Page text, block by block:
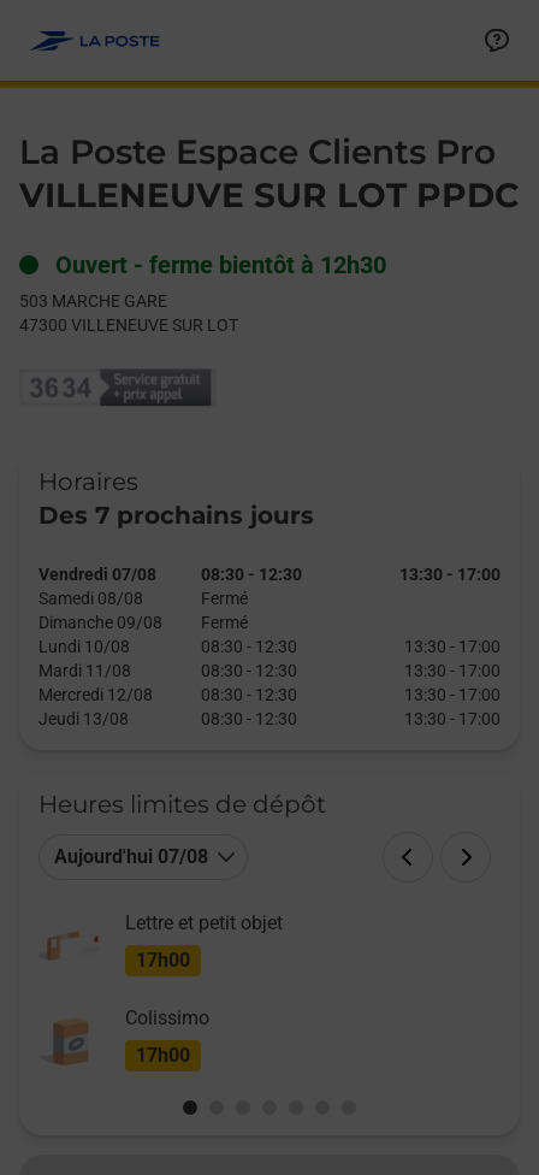
La Poste Espace Clients Pro
VILLENEUVE SUR LOT PPDC
Ouvert - ferme bientôt à 12h30
503 MARCHE GARE
47300 VILLENEUVE SUR LOT
Horaires
Des 7 prochains jours
Vendredi 07/08 08:30 - 12:30 13:30 - 17:00
Samedi 08/08
Fermé
Dimanche 09/08
Fermé
Lundi 10/08
08:30 - 12:30 13:30 - 17:00
Mardi 11/08
08:30 - 12:30 13:30 - 17:00
Mercredi 12/08
08:30 - 12:30 13:30 - 17:00
Jeudi 13/08
08:30 - 12:30 13:30 - 17:00
Heures limites de dépôt
Aujourd'hui 07/08
Lettre et petit objet
17h00
Colissimo
17h00